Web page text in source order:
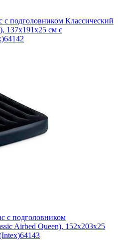
подголовником Классический
137х191x25 см с
64142
с подголовником
Airbed Queen), 152х203x25
64143